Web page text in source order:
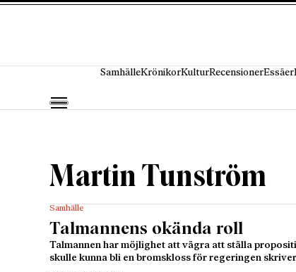
SamhälleKrönikorKulturRecensionerEssäer
Martin Tunström
Samhälle
Talmannens okända roll
Talmannen har möjlighet att vägra att ställa
skulle kunna bli en bromskloss för regeringen